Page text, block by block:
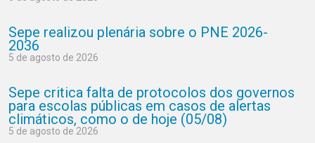
Sepe realizou plenária sobre o PNE 2026-
2036
5 de agosto de 2026
Sepe critica falta de protocolos dos governos
para escolas públicas em casos de alertas
climáticos, como o de hoje (05/08)
5 de agosto de 2026